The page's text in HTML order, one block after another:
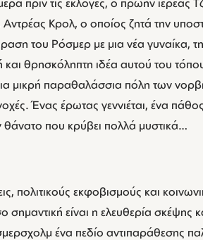
Κρολ, ο οποίος ζητά την
του Ρόσμερ με μια νέα γυναίκα,
και θρησκόληπτη ιδέα αυτού του
μικρή παραθαλάσσια πόλη των
Ένας έρωτας γεννιέται, ένα
θάνατο που κρύβει πολλά μυστικά…
εκφοβισμούς και
είναι η ελευθερία σκέψης
ένα πεδίο αντιπαράθεσης